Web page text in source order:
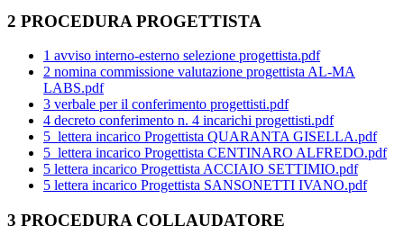
2 PROCEDURA PROGETTISTA
1 avviso interno-esterno selezione progettista.pdf
2 nomina commissione valutazione progettista AL-MA
LABS.pdf
3 verbale per il conferimento progettisti.pdf
4 decreto conferimento n. 4 incarichi progettisti.pdf
5 lettera incarico Progettista QUARANTA GISELLA.pdf
5 lettera incarico Progettista CENTINARO ALFREDO.pdf
5 lettera incarico Progettista ACCIAIO SETTIMIO.pdf
5 lettera incarico Progettista SANSONETTI IVANO.pdf
3 PROCEDURA COLLAUDATORE